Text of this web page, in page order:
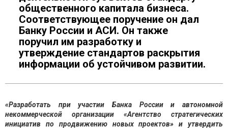
общественного капитала бизнеса.
Соответствующее поручение он дал
Банку России и АСИ. Он также
поручил им разработку и
утверждение стандартов раскрытия
информации об устойчивом развитии.
«Разработать при участии Банка России и автономной
некоммерческой организации «Агентство стратегических
инициатив по продвижению новых проектов» и утвердить